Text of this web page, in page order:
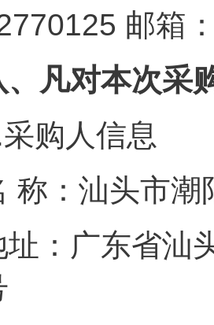
邮箱
、凡对本次采
采购人信息
称：汕头
址：广东省汕